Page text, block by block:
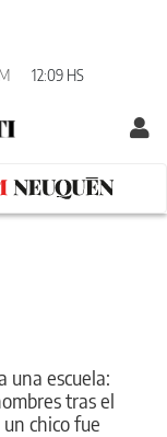
12:09 HS
una escuela:
tras el
chico fue